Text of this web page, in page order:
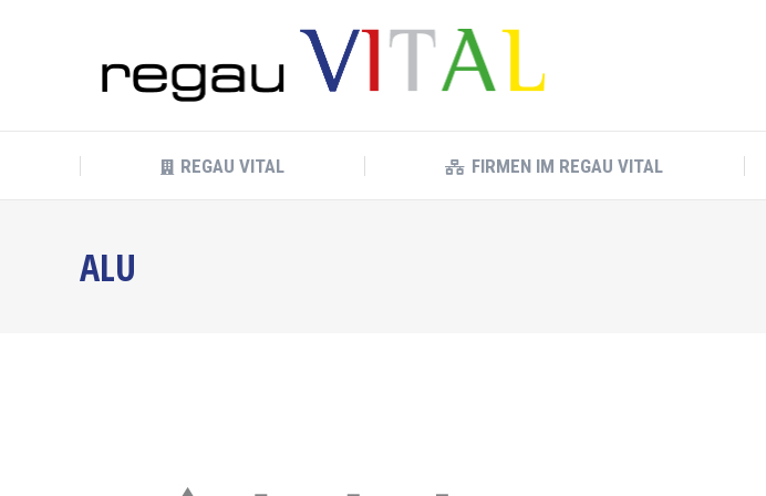
REGAU VITAL FIRMEN IM REGAU VITAL
ALU
FIRMEN IM REGAU VITAL